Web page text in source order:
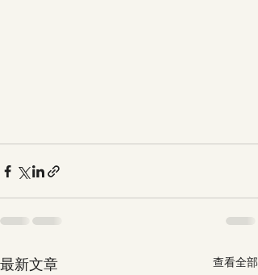
最新文章 查看全部